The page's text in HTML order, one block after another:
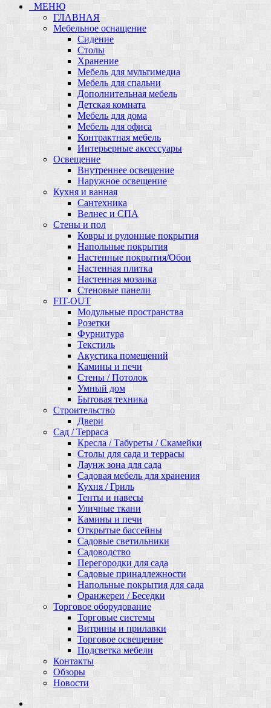
МЕНЮ
ГЛАВНАЯ
Мебельное оснащение
Сидение
Столы
Хранение
Мебель для мультимедиа
Мебель для спальни
Дополнительная мебель
Детская комната
Мебель для дома
Мебель для офиса
Контрактная мебель
Интерьерные аксессуары
Освещение
Внутреннее освещение
Наружное освещение
Кухня и ванная
Сантехника
Велнес и СПА
Стены и пол
Ковры и рулонные покрытия
Напольные покрытия
Настенные покрытия/Обои
Настенная плитка
Настенная мозаика
Стеновые панели
FIT-OUT
Модульные пространства
Розетки
Фурнитура
Текстиль
Акустика помещений
Камины и печи
Стены / Потолок
Умный дом
Бытовая техника
Строительство
Двери
Сад / Терраса
Кресла / Табуреты / Скамейки
Столы для сада и террасы
Лаунж зона для сада
Садовая мебель для хранения
Кухня / Гриль
Тенты и навесы
Уличные ткани
Камины и печи
Открытые бассейны
Садовые светильники
Садоводство
Перегородки для сада
Садовые принадлежности
Напольные покрытия для сада
Оранжереи / Беседки
Торговое оборудование
Торговые системы
Витрины и прилавки
Торговое освещение
Подсветка мебели
Контакты
Обзоры
Новости